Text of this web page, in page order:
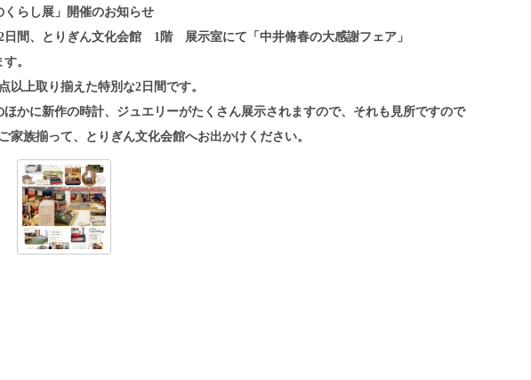
くらし展」開催のお知らせ
日間、とりぎん文化会館 1階 展示室にて「中井脩春の大感謝フェア」
。
以上取り揃えた特別な2日間です。
かに新作の時計、ジュエリーがたくさん展示されますので、それも見所ですので
家族揃って、とりぎん文化会館へお出かけください。